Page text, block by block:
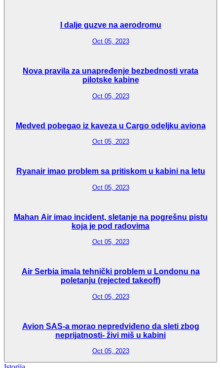
I dalje guzve na aerodromu
Oct 05, 2023
Nova pravila za unapređenje bezbednosti vrata
pilotske kabine
Oct 05, 2023
Medved pobegao iz kaveza u Cargo odeljku aviona
Oct 05, 2023
Ryanair imao problem sa pritiskom u kabini na letu
Oct 05, 2023
Mahan Air imao incident, sletanje na pogrešnu pistu
koja je pod radovima
Oct 05, 2023
Air Serbia imala tehnički problem u Londonu na
poletanju (rejected takeoff)
Oct 05, 2023
Avion SAS-a morao nepredviđeno da sleti zbog
neprijatnosti- živi miš u kabini
Oct 05, 2023